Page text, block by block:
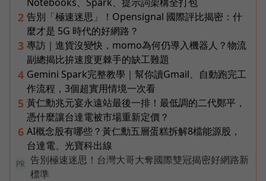
2 告別「極速迷思」！Opensignal 國際評比揭密：什
麼才是 5G 時代的好網路？
3 專訪｜進貨沒變快，momo為何仍導入機器人？物流
副總揭比拚速度更棘手的缺工難題
4 Gemini Spark完整教學｜幫你讀Gmail、自動跑完工
作流程，3個超實用情境一次看
5 黃仁勳兆元宴永遠站最後一排！最低調的二代鄭平，
憑什麼讓台達電被市場重新定價？
6 AI概念股有哪些？黃仁勳五層蛋糕拆解8檔能源股，
台達電、光寶科出線
PR
告別極速迷思！台灣大哥大奪國際雙冠揭密好網路新
標準